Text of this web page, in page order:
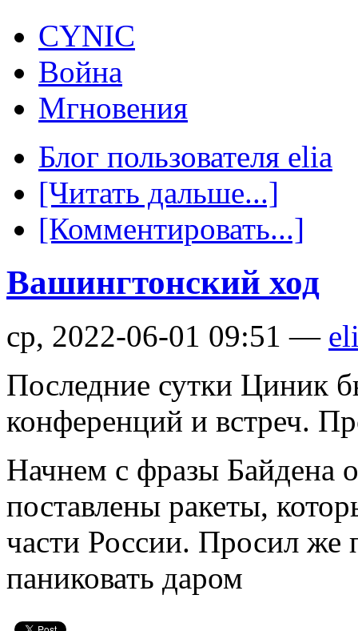
CYNIC
Война
Мгновения
Блог пользователя elia
[Читать дальше...]
[Комментировать...]
Вашингтонский ход
ср, 2022-06-01 09:51 —
Последние сутки Циник
конференций и встреч.
Начнем с фразы Байдена
поставлены ракеты,
части России. Просил же
паниковать даром